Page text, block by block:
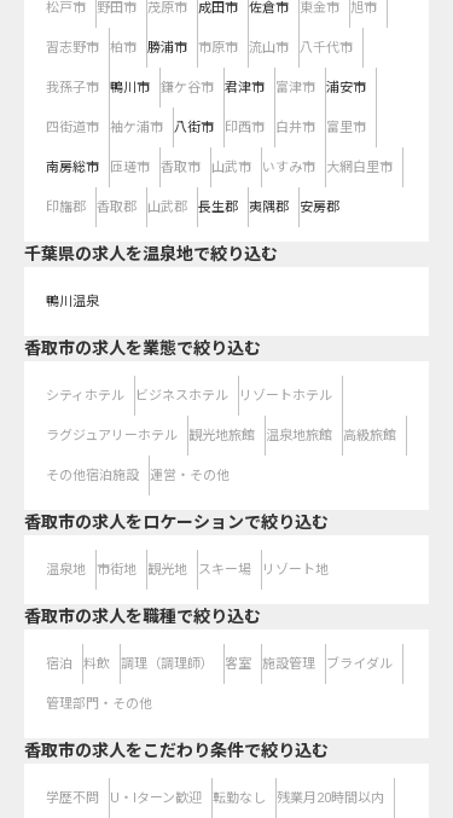
松戸市 野田市 茂原市 成田市 佐倉市 東金市 旭市
習志野市 柏市 勝浦市 市原市 流山市 八千代市
我孫子市 鴨川市 鎌ケ谷市 君津市 富津市 浦安市
四街道市 袖ケ浦市 八街市 印西市 白井市 富里市
南房総市 匝瑳市 香取市 山武市 いすみ市 大網白里市
印旛郡 香取郡 山武郡 長生郡 夷隅郡 安房郡
千葉県の求人を温泉地で絞り込む
鴨川温泉
香取市の求人を業態で絞り込む
シティホテル ビジネスホテル リゾートホテル
ラグジュアリーホテル 観光地旅館 温泉地旅館 高級旅館
その他宿泊施設 運営・その他
香取市の求人をロケーションで絞り込む
温泉地 市街地 観光地 スキー場 リゾート地
香取市の求人を職種で絞り込む
宿泊 料飲 調理（調理師） 客室 施設管理 ブライダル
管理部門・その他
香取市の求人をこだわり条件で絞り込む
学歴不問 U・Iターン歓迎 転勤なし 残業月20時間以内